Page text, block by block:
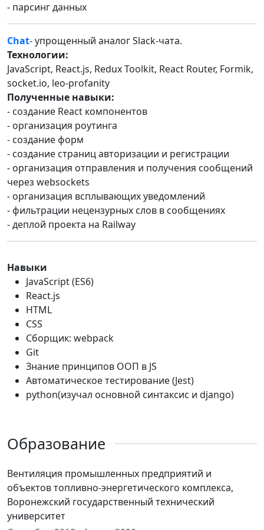
- парсинг данных
Chat- упрощенный аналог Slack-чата.
Технологии:
JavaScript, React.js, Redux Toolkit, React Router, Formik,
socket.io, leo-profanity
Полученные навыки:
- создание React компонентов
- организация роутинга
- создание форм
- создание страниц авторизации и регистрации
- организация отправления и получения сообщений
через websockets
- организация всплывающих уведомлений
- фильтрации нецензурных слов в сообщениях
- деплой проекта на Railway
Навыки
JavaScript (ES6)
React.js
HTML
CSS
Сборщик: webpack
Git
Знание принципов ООП в JS
Автоматическое тестирование (Jest)
python(изучал основной синтаксис и django)
Образование
Вентиляция промышленных предприятий и
объектов топливно-энергетического комплекса,
Воронежский государственный технический
университет